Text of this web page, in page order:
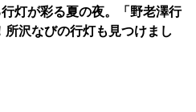
灯が彩る夏の夜。「野老澤行
所沢なびの行灯も見つけまし